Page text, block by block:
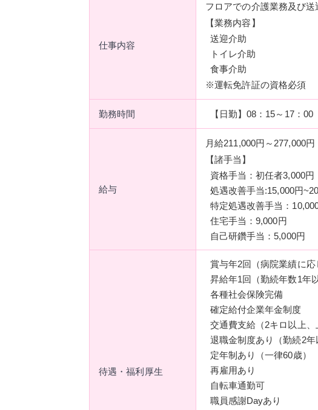
仕事内容
フロアでの介護業務及び送
【業務内容】
送迎介助
トイレ介助
食事介助
※運転免許証の資格必須
勤務時間 【日勤】08：15～17：00
給与
月給211,000円～277,000円
【諸手当】
資格手当：初任者3,000
処遇改善手当:15,000円
特定処遇改善手当：
住宅手当：9,000円
自己研鑽手当：5,000円
待遇・福利厚生
賞与年2回（病院業績に応
昇給年1回（勤続年数1年
各種社会保険完備
確定給付企業年金制度
交通費支給（2キロ以上、
退職金制度あり（勤続2年
定年制あり（一律60歳）
再雇用あり
自転車通勤可
職員感謝Dayあり